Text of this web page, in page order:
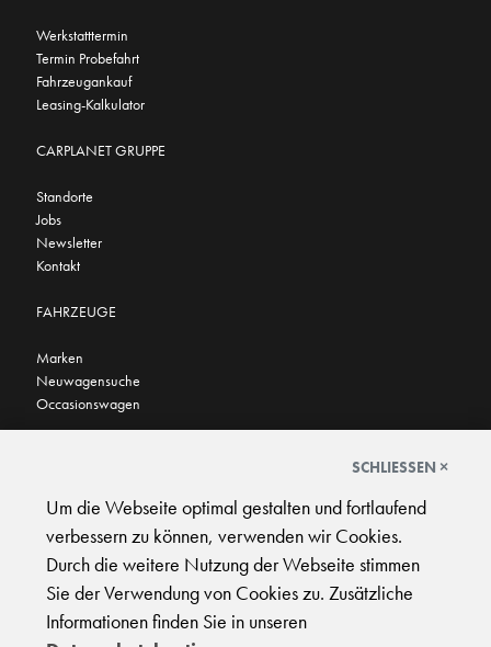
Werkstatttermin
Termin Probefahrt
Fahrzeugankauf
Leasing-Kalkulator
CARPLANET GRUPPE
Standorte
Jobs
Newsletter
Kontakt
FAHRZEUGE
Marken
Neuwagensuche
Occasionswagen
AGB|Impressum|Datenschutz|Support
SCHLIESSEN ×
Um die Webseite optimal gestalten und fortlaufend
verbessern zu können, verwenden wir Cookies.
Durch die weitere Nutzung der Webseite stimmen
Sie der Verwendung von Cookies zu. Zusätzliche
Informationen finden Sie in unseren